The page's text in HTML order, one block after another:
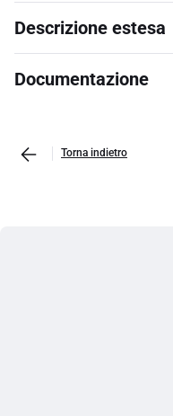
Descrizione estesa
Documentazione
Torna indietro